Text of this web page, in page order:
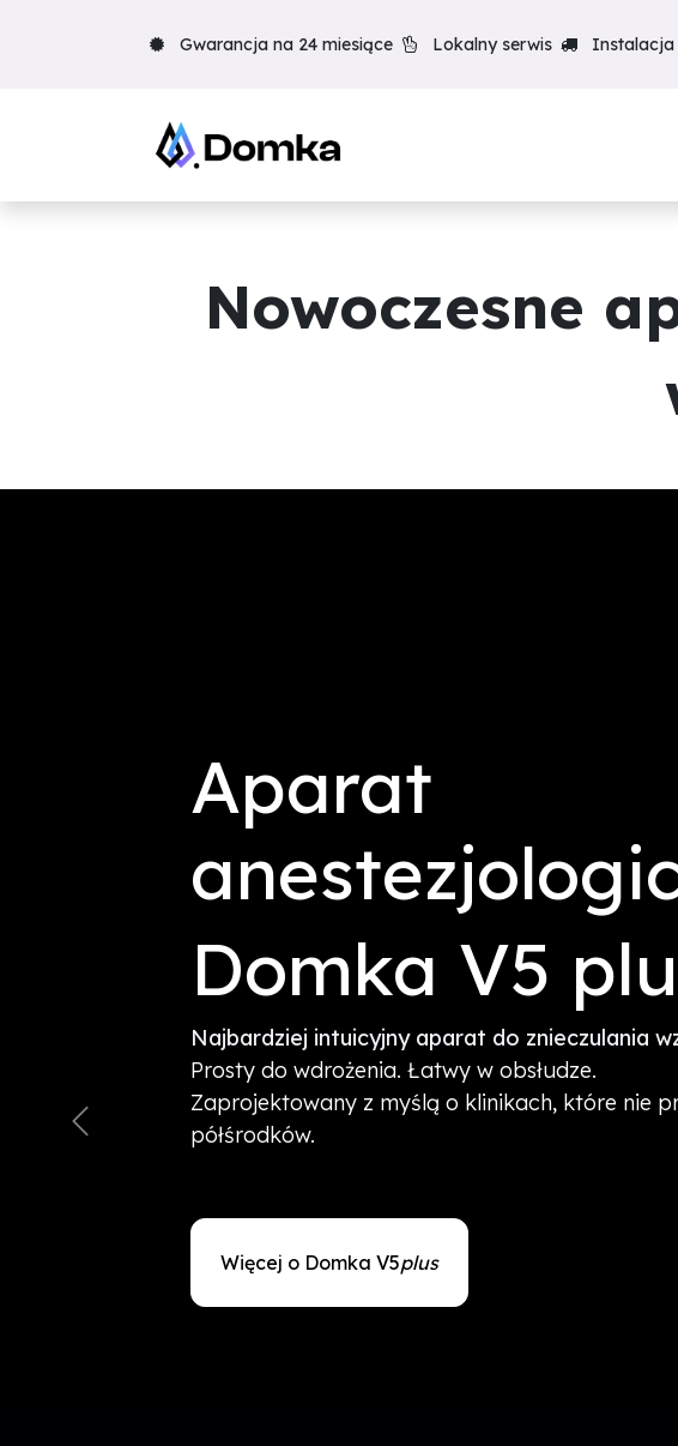
Gwarancja na 24 miesiące Lokalny serwis Instalacja
Nowoczesne
Aparat
Domka V5
Najbardziej intuicyjny aparat do znieczulania
Prosty do wdrożenia. Łatwy w obsłudze.
Zaprojektowany z myślą o klinikach, które nie
półśrodków.
Więcej o Domka V5plus
Wstecz